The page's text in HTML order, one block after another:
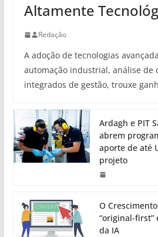
Altamente
Redação
A adoção de tecnologias
automação industrial, análise de
integrados de gestão, trouxe
Ardagh e PIT
abrem
aporte de até
projeto
O
“original-first”
da IA